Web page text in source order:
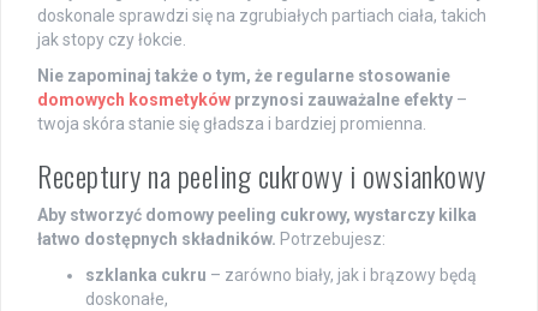
doskonale sprawdzi się na zgrubiałych partiach ciała, takich
jak stopy czy łokcie.
Nie zapominaj także o tym, że regularne stosowanie
domowych kosmetyków przynosi zauważalne efekty –
twoja skóra stanie się gładsza i bardziej promienna.
Receptury na peeling cukrowy i owsiankowy
Aby stworzyć domowy peeling cukrowy, wystarczy kilka
łatwo dostępnych składników. Potrzebujesz:
szklanka cukru – zarówno biały, jak i brązowy będą
doskonałe,